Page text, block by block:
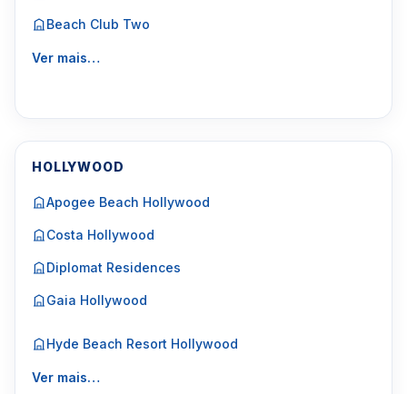
Beach Club Two
Ver mais…
HOLLYWOOD
Apogee Beach Hollywood
Costa Hollywood
Diplomat Residences
Gaia Hollywood
Hyde Beach Resort Hollywood
Ver mais…